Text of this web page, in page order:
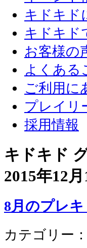
キドキド
キドキド
お客様の
よくある
ご利用に
プレイリ
採用情報
キドキド
2015年12月
8月のプレ
カテゴリー：